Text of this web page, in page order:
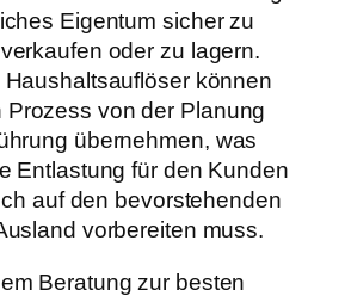
Eigentum sicher zu
oder zu lagern.
können
von der Planung
übernehmen, was
Entlastung für den Kunden
auf den bevorstehenden
vorbereiten muss.
Beratung zur besten